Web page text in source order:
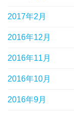
2017年2月
2016年12月
2016年11月
2016年10月
2016年9月